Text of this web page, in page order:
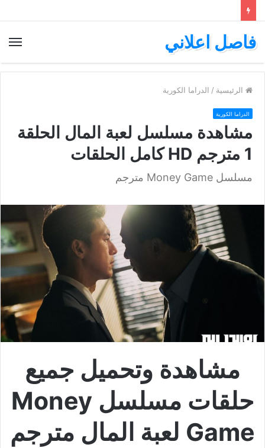
فاصل اعلاني
الرئيسية / الدراما الكورية
الدراما الكورية
مشاهدة مسلسل لعبة المال الحلقة
1 مترجم HD كامل الحلقات
مسلسل Money Game مترجم
مشاهدة وتحميل جميع
حلقات مسلسل Money
Game لعبة المال مترجم